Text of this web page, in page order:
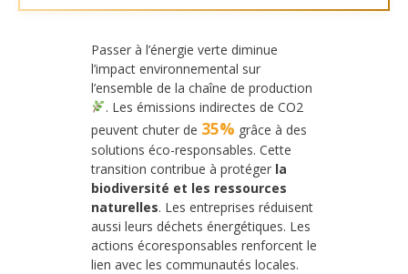
Passer à l’énergie verte diminue
l’impact environnemental sur
l’ensemble de la chaîne de production
. Les émissions indirectes de CO2
peuvent chuter de 35% grâce à des
solutions éco-responsables. Cette
transition contribue à protéger la
biodiversité et les ressources
naturelles. Les entreprises réduisent
aussi leurs déchets énergétiques. Les
actions écoresponsables renforcent le
lien avec les communautés locales.